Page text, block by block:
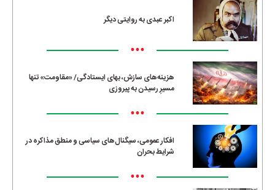
اکبر عبدی به روایتی دیگر
•••
هزینه‌های سازش، بهای ایستادگی/ «مقاومت» تنها
مسیرِ رسیدن به پیروزی
•••
افکار عمومی، سیگنال‌های سیاسی و منطق مذاکره در
شرایط بحران
•••